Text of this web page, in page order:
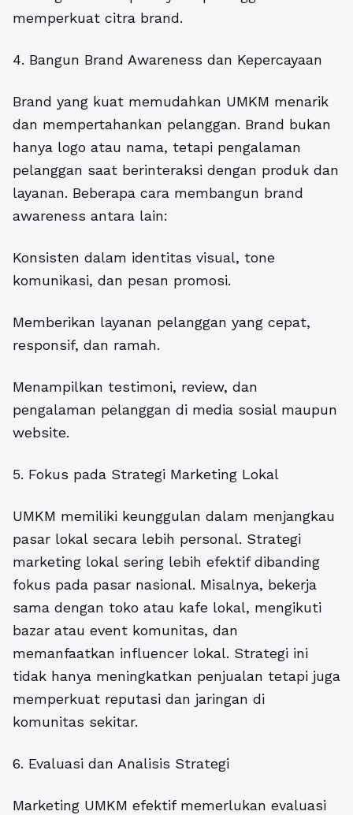
memperkuat citra brand.
4. Bangun Brand Awareness dan Kepercayaan
Brand yang kuat memudahkan UMKM menarik
dan mempertahankan pelanggan. Brand bukan
hanya logo atau nama, tetapi pengalaman
pelanggan saat berinteraksi dengan produk dan
layanan. Beberapa cara membangun brand
awareness antara lain:
Konsisten dalam identitas visual, tone
komunikasi, dan pesan promosi.
Memberikan layanan pelanggan yang cepat,
responsif, dan ramah.
Menampilkan testimoni, review, dan
pengalaman pelanggan di media sosial maupun
website.
5. Fokus pada Strategi Marketing Lokal
UMKM memiliki keunggulan dalam menjangkau
pasar lokal secara lebih personal. Strategi
marketing lokal sering lebih efektif dibanding
fokus pada pasar nasional. Misalnya, bekerja
sama dengan toko atau kafe lokal, mengikuti
bazar atau event komunitas, dan
memanfaatkan influencer lokal. Strategi ini
tidak hanya meningkatkan penjualan tetapi juga
memperkuat reputasi dan jaringan di
komunitas sekitar.
6. Evaluasi dan Analisis Strategi
Marketing UMKM efektif memerlukan evaluasi